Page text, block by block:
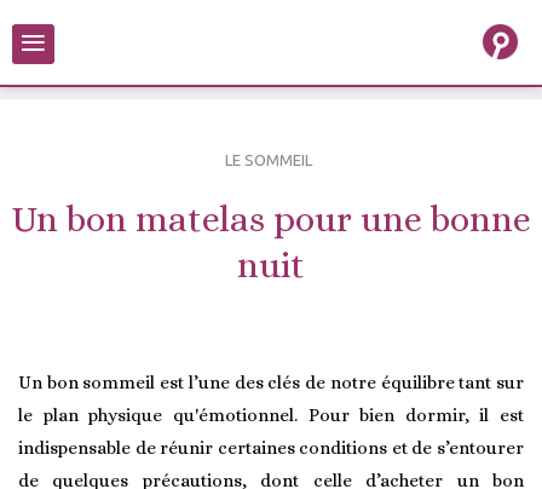
≡
LE SOMMEIL
Un bon matelas pour une bonne
nuit
Un bon sommeil est l’une des clés de notre équilibre tant sur
le plan physique qu'émotionnel. Pour bien dormir, il est
indispensable de réunir certaines conditions et de s’entourer
de quelques précautions, dont celle d’acheter un bon